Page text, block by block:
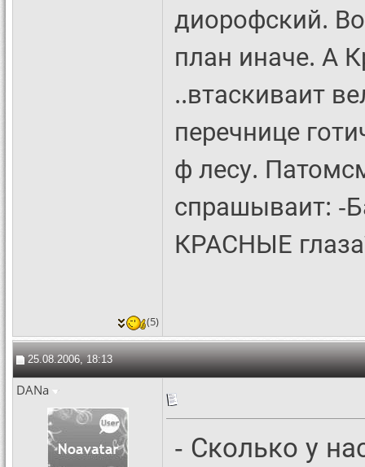
диорофский.
план иначе. А
..втаскиваит
перечнице
ф лесу.
спрашываит: -
КРАСНЫЕ
(5)
25.08.2006, 18:13
DANa
- Сколько у